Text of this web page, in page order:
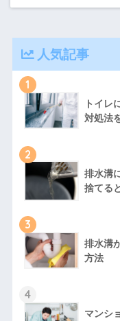
人気記事
1
トイレ
対処法
2
排水溝
捨てる
3
排水溝
方法
4
マンシ